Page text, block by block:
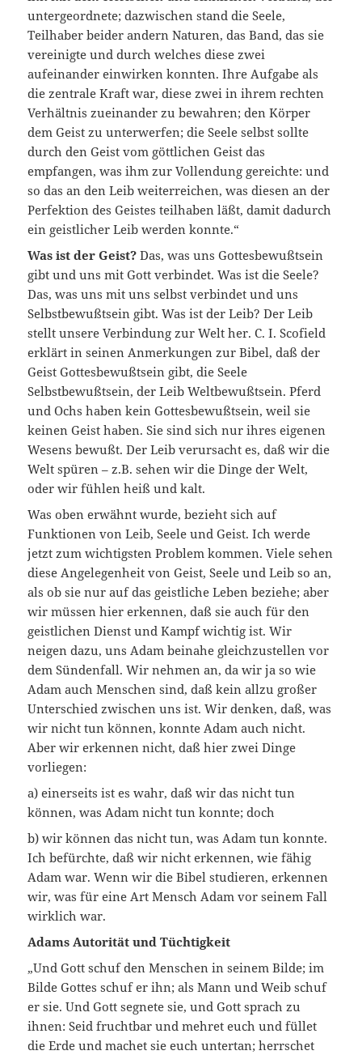
untergeordnete; da­zwischen stand die Seele,
Teilhaber beider andern Naturen, das Band, das sie
vereinigte und durch welches diese zwei
aufeinander einwirken konnten. Ihre Aufgabe als
die zentrale Kraft war, diese zwei in ihrem rechten
Verhältnis zueinander zu bewahren; den Körper
dem Geist zu unterwerfen; die Seele selbst sollte
durch den Geist vom göttlichen Geist das
empfangen, was ihm zur Vollendung gereichte: und
so das an den Leib weiterreichen, was diesen an der
Perfektion des Geistes teilhaben läßt, damit dadurch
ein geistlicher Leib werden konnte.“
Was ist der Geist? Das, was uns Gottesbewußtsein
gibt und uns mit Gott verbindet. Was ist die Seele?
Das, was uns mit uns selbst verbindet und uns
Selbstbewußtsein gibt. Was ist der Leib? Der Leib
stellt unsere Verbindung zur Welt her. C. I. Scofield
erklärt in seinen Anmerkungen zur Bibel, daß der
Geist Gottesbewußtsein gibt, die Seele
Selbstbewußtsein, der Leib Weltbewußtsein. Pferd
und Ochs haben kein Gottesbewußtsein, weil sie
keinen Geist haben. Sie sind sich nur ihres eigenen
Wesens bewußt. Der Leib verursacht es, daß wir die
Welt spüren – z.B. sehen wir die Dinge der Welt,
oder wir fühlen heiß und kalt.
Was oben erwähnt wurde, bezieht sich auf
Funktionen von Leib, Seele und Geist. Ich werde
jetzt zum wichtigsten Problem kommen. Viele sehen
diese Angelegenheit von Geist, Seele und Leib so an,
als ob sie nur auf das geistliche Leben beziehe; aber
wir müssen hier erkennen, daß sie auch für den
geistlichen Dienst und Kampf wichtig ist. Wir
neigen dazu, uns Adam beinahe gleichzustellen vor
dem Sündenfall. Wir nehmen an, da wir ja so wie
Adam auch Menschen sind, daß kein allzu großer
Unterschied zwischen uns ist. Wir denken, daß, was
wir nicht tun können, konnte Adam auch nicht.
Aber wir erkennen nicht, daß hier zwei Dinge
vorliegen:
a) einerseits ist es wahr, daß wir das nicht tun
können, was Adam nicht tun konnte; doch
b) wir können das nicht tun, was Adam tun konnte.
Ich befürchte, daß wir nicht erkennen, wie fähig
Adam war. Wenn wir die Bibel studieren, erkennen
wir, was für eine Art Mensch Adam vor seinem Fall
wirklich war.
Adams Autorität und Tüchtigkeit
„Und Gott schuf den Menschen in seinem Bilde; im
Bilde Gottes schuf er ihn; als Mann und Weib schuf
er sie. Und Gott segnete sie, und Gott sprach zu
ihnen: Seid fruchtbar und mehret euch und füllet
die Erde und machet sie euch untertan; herrschet